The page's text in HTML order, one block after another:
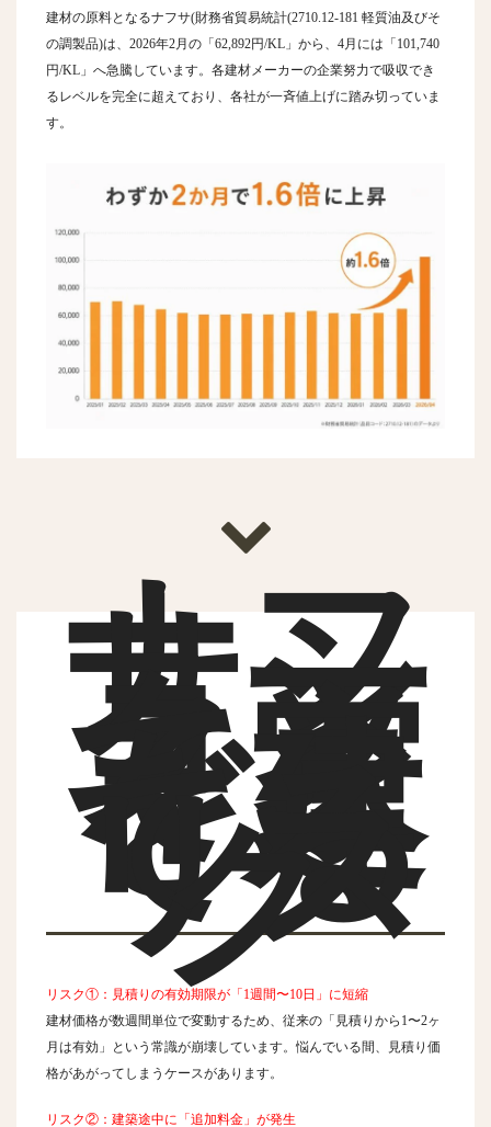
建材の原料となるナフサ(財務省貿易統計(2710.12-181 軽質油及びそ
の調製品)は、2026年2月の「62,892円/KL」から、4月には「101,740
円/KL」へ急騰しています。各建材メーカーの企業努力で吸収でき
るレベルを完全に超えており、各社が一斉値上げに踏み切っていま
す。
ナフ
サシ
ョッ
ク下
で家
を建
てる
リス
ク
リスク①：見積りの有効期限が「1週間〜10日」に短縮
建材価格が数週間単位で変動するため、従来の「見積りから1〜2ヶ
月は有効」という常識が崩壊しています。悩んでいる間、見積り価
格があがってしまうケースがあります。
リスク②：建築途中に「追加料金」が発生